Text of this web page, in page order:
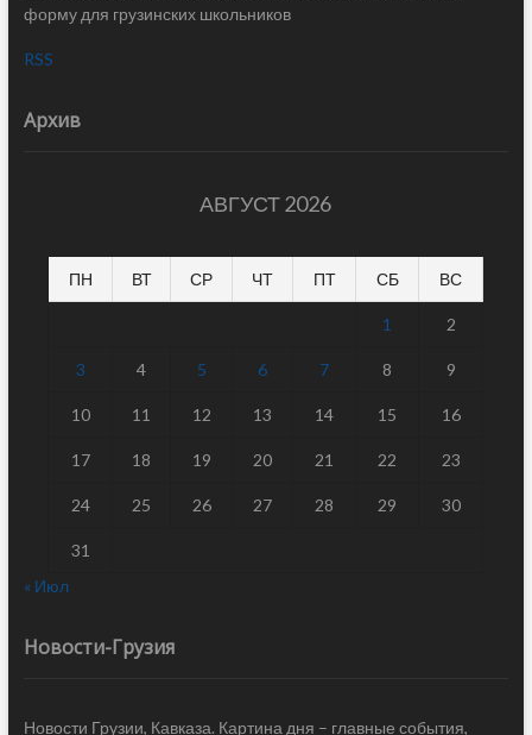
форму для грузинских школьников
RSS
Архив
АВГУСТ 2026
ПН ВТ СР ЧТ ПТ СБ ВС
1 2
3 4 5 6 7 8 9
10 11 12 13 14 15 16
17 18 19 20 21 22 23
24 25 26 27 28 29 30
31
« Июл
Новости-Грузия
Новости Грузии, Кавказа. Картина дня – главные события,